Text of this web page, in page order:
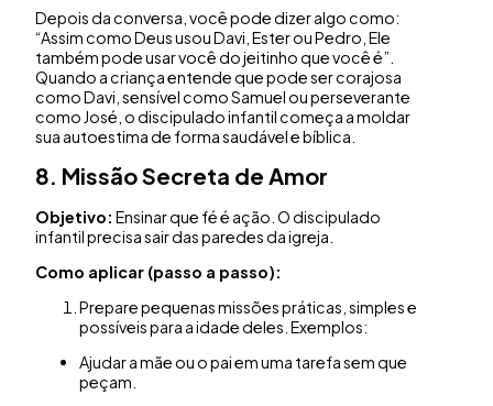
Depois da conversa, você pode dizer algo como:
“Assim como Deus usou Davi, Ester ou Pedro, Ele
também pode usar você do jeitinho que você é”.
Quando a criança entende que pode ser corajosa
como Davi, sensível como Samuel ou perseverante
como José, o discipulado infantil começa a moldar
sua autoestima de forma saudável e bíblica.
8. Missão Secreta de Amor
Objetivo: Ensinar que fé é ação. O discipulado
infantil precisa sair das paredes da igreja.
Como aplicar (passo a passo):
Prepare pequenas missões práticas, simples e
possíveis para a idade deles. Exemplos:
Ajudar a mãe ou o pai em uma tarefa sem que
peçam.